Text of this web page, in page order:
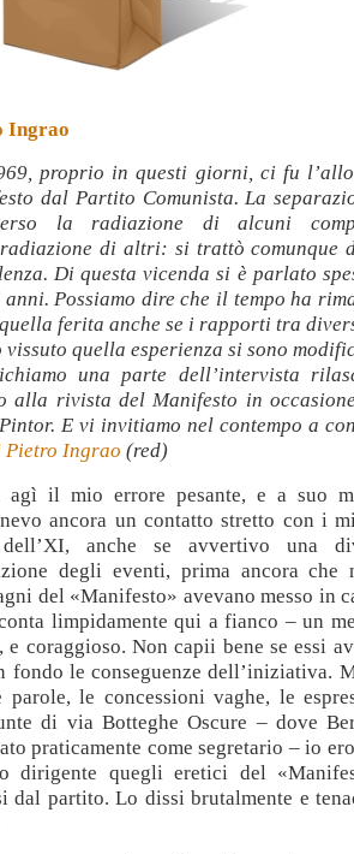
Ingrao
proprio in questi giorni, ci fu
dal Partito Comunista. La
la radiazione di alcuni
di altri: si trattò comunque
Di questa vicenda si è parlato
anni. Possiamo dire che il tempo ha
ferita anche se i rapporti tra
vissuto quella esperienza si sono
una parte dell’intervista
alla rivista del Manifesto in
E vi invitiamo nel contempo a
Pietro Ingrao (red)
il mio errore pesante, e a suo
ancora un contatto stretto con i
anche se avvertivo una
degli eventi, prima ancora che
del «Manifesto» avevano messo in
limpidamente qui a fianco – un
e coraggioso. Non capii bene se essi
fondo le conseguenze dell’iniziativa.
parole, le concessioni vaghe, le
di via Botteghe Oscure – dove
praticamente come segretario – io
dirigente quegli eretici del
dal partito. Lo dissi brutalmente e